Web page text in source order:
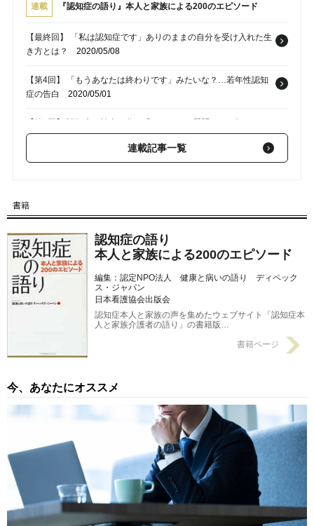
連載 『認知症の語り』本人と家族による200のエピソード
【最終回】 「私は認知症です」ありのままの自分を受け入れた生
き方とは？
2020/05/08
【第4回】 「もうあなたは終わりです」みたいな？…若年性認知
症の告白
2020/05/01
てしまった2020/04/24
【第1回】 「だんだんだんだん自分自身がわからなくて」認知
連載記事一覧
書籍
認知症の語り
本人と家族による200のエピソード
編集：認定NPO法人 健康と病いの語り ディペック
ス・ジャパン
日本看護協会出版会
認知症本人と家族の声を集めたウェブサイト「認知症本
人と家族介護者の語り」の書籍版…
書籍ページ
今、あなたにオススメ